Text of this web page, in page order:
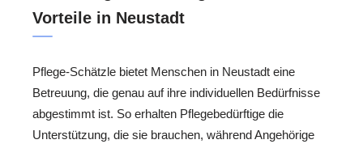
Vorteile in Neustadt
Pflege-Schätzle bietet Menschen in Neustadt eine
Betreuung, die genau auf ihre individuellen Bedürfnisse
abgestimmt ist. So erhalten Pflegebedürftige die
Unterstützung, die sie brauchen, während Angehörige